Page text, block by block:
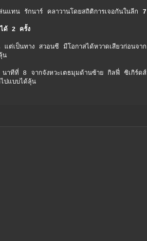
าร์ คลาวานโดยสถิติการเจอกันในลีก 7
ได้ 2 ครั้ง
ทาง สวอนซี มีโอกาสได้หวาดเสียวก่อนจาก
น
จากจังหวะเตธมุมด้านซ้าย กิลฟี่ ซิเกิร์ดส์
ปแบบได้ลุ้น